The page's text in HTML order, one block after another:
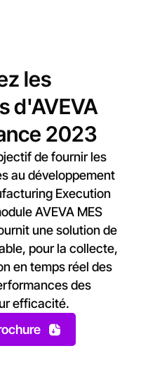
les
d'AVEVA
2023
de fournir les
au développement
Execution
AVEVA MES
une solution de
pour la collecte,
en temps réel des
des
efficacité.